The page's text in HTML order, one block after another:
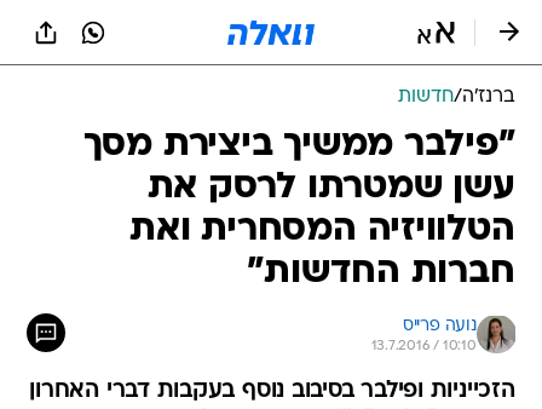
ברנז'ה/חדשות
"פילבר ממשיך ביצירת מסך
עשן שמטרתו לרסק את
הטלוויזיה המסחרית ואת
חברות החדשות"
נועה פרייס
13.7.2016 / 10:10
הזכייניות ופילבר בסיבוב נוסף בעקבות דברי האחרון